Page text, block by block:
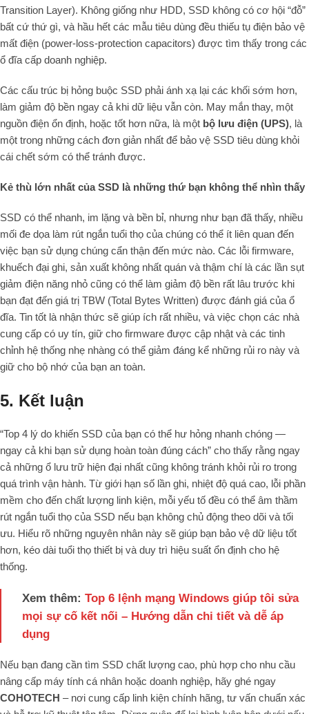
Transition Layer). Không giống như HDD, SSD không có cơ hội “đỗ”
bất cứ thứ gì, và hầu hết các mẫu tiêu dùng đều thiếu tụ điện bảo vệ
mất điện (power-loss-protection capacitors) được tìm thấy trong các
ổ đĩa cấp doanh nghiệp.
Các cấu trúc bị hỏng buộc SSD phải ánh xạ lại các khối sớm hơn,
làm giảm độ bền ngay cả khi dữ liệu vẫn còn. May mắn thay, một
nguồn điện ổn định, hoặc tốt hơn nữa, là một bộ lưu điện (UPS), là
một trong những cách đơn giản nhất để bảo vệ SSD tiêu dùng khỏi
cái chết sớm có thể tránh được.
Kẻ thù lớn nhất của SSD là những thứ bạn không thể nhìn thấy
SSD có thể nhanh, im lặng và bền bỉ, nhưng như bạn đã thấy, nhiều
mối đe dọa làm rút ngắn tuổi thọ của chúng có thể ít liên quan đến
việc bạn sử dụng chúng cẩn thận đến mức nào. Các lỗi firmware,
khuếch đại ghi, sản xuất không nhất quán và thậm chí là các lần sụt
giảm điện năng nhỏ cũng có thể làm giảm độ bền rất lâu trước khi
bạn đạt đến giá trị TBW (Total Bytes Written) được đánh giá của ổ
đĩa. Tin tốt là nhận thức sẽ giúp ích rất nhiều, và việc chọn các nhà
cung cấp có uy tín, giữ cho firmware được cập nhật và các tinh
chỉnh hệ thống nhẹ nhàng có thể giảm đáng kể những rủi ro này và
giữ cho bộ nhớ của bạn an toàn.
5. Kết luận
“Top 4 lý do khiến SSD của bạn có thể hư hỏng nhanh chóng —
ngay cả khi bạn sử dụng hoàn toàn đúng cách” cho thấy rằng ngay
cả những ổ lưu trữ hiện đại nhất cũng không tránh khỏi rủi ro trong
quá trình vận hành. Từ giới hạn số lần ghi, nhiệt độ quá cao, lỗi phần
mềm cho đến chất lượng linh kiện, mỗi yếu tố đều có thể âm thầm
rút ngắn tuổi thọ của SSD nếu bạn không chủ động theo dõi và tối
ưu. Hiểu rõ những nguyên nhân này sẽ giúp bạn bảo vệ dữ liệu tốt
hơn, kéo dài tuổi thọ thiết bị và duy trì hiệu suất ổn định cho hệ
thống.
Xem thêm: Top 6 lệnh mạng Windows giúp tôi sửa
mọi sự cố kết nối – Hướng dẫn chi tiết và dễ áp
dụng
Nếu bạn đang cần tìm SSD chất lượng cao, phù hợp cho nhu cầu
nâng cấp máy tính cá nhân hoặc doanh nghiệp, hãy ghé ngay
COHOTECH – nơi cung cấp linh kiện chính hãng, tư vấn chuẩn xác